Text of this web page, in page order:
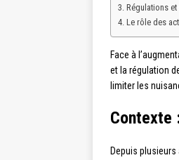
Régulations
Le rôle des
Face à
et la régulation
limiter les
Contexte
Depuis